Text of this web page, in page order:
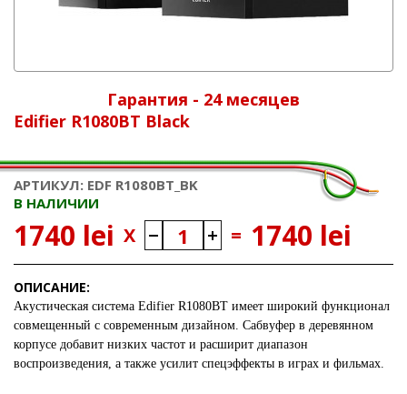
Гарантия - 24 месяцев
Edifier R1080BT Black
АРТИКУЛ: EDF R1080BT_BK
В НАЛИЧИИ
1740 lei X = 1740 lei
ОПИСАНИЕ:
Акустическая система Edifier R1080BT имеет широкий функционал
совмещенный с современным дизайном. Сабвуфер в деревянном
корпусе добавит низких частот и расширит диапазон
воспроизведения, а также усилит спецэффекты в играх и фильмах.